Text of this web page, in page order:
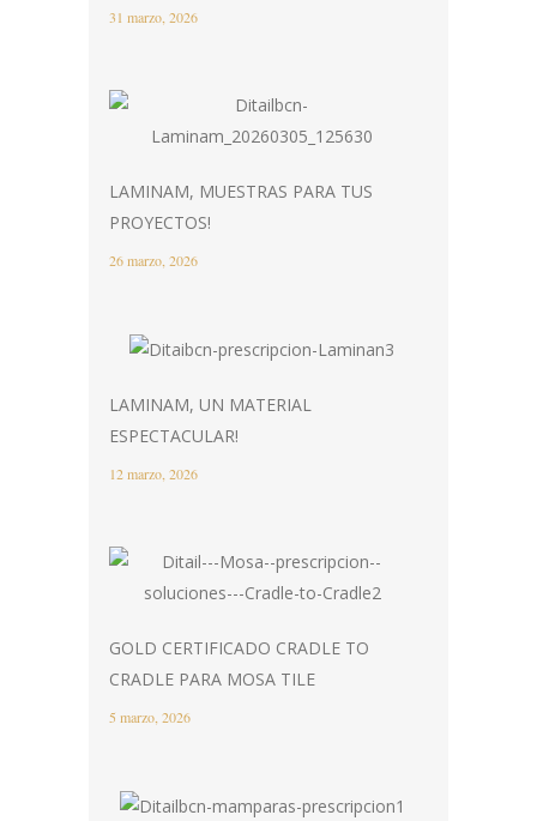
31 marzo, 2026
LAMINAM, MUESTRAS PARA TUS
PROYECTOS!
26 marzo, 2026
LAMINAM, UN MATERIAL
ESPECTACULAR!
12 marzo, 2026
GOLD CERTIFICADO CRADLE TO
CRADLE PARA MOSA TILE
5 marzo, 2026